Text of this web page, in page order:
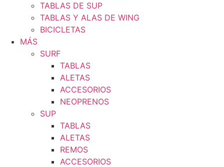
TABLAS DE SUP
TABLAS Y ALAS DE WING
BICICLETAS
MÁS
SURF
TABLAS
ALETAS
ACCESORIOS
NEOPRENOS
SUP
TABLAS
ALETAS
REMOS
ACCESORIOS